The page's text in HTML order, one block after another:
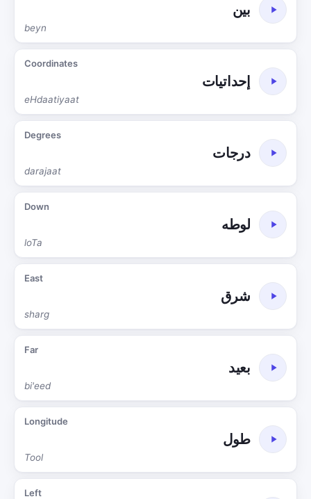
بين
beyn
Coordinates
إحداتيات
eHdaatiyaat
Degrees
درجات
darajaat
Down
لوطه
loTa
East
شرق
sharg
Far
بعيد
bi'eed
Longitude
طول
Tool
Left